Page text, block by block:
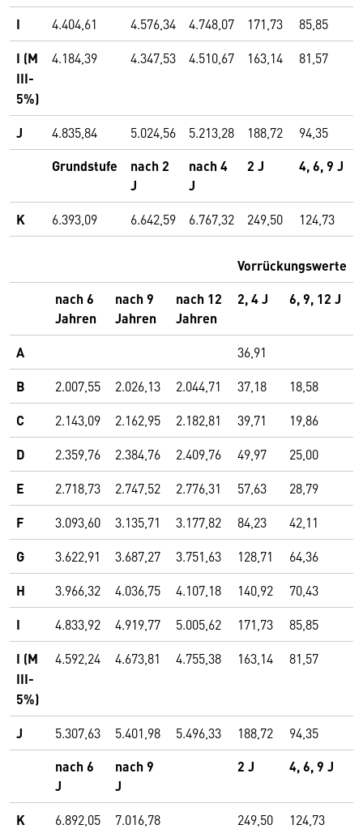
I 4.404,61 4.576,34 4.748,07 171,73 85,85
I (M
III-
5%)
4.184,39 4.347,53 4.510,67 163,14 81,57
J 4.835,84 5.024,56 5.213,28 188,72 94,35
Grundstufe
nach 2
J
nach 4
J
2 J 4, 6, 9 J
K 6.393,09 6.642,59 6.767,32 249,50 124,73
Vorrückungswerte
nach 6
Jahren
nach 9
Jahren
nach 12
Jahren
2, 4 J 6, 9, 12 J
A 36,91
B 2.007,55 2.026,13 2.044,71 37,18 18,58
C 2.143,09 2.162,95 2.182,81 39,71 19,86
D 2.359,76 2.384,76 2.409,76 49,97 25,00
E 2.718,73 2.747,52 2.776,31 57,63 28,79
F 3.093,60 3.135,71 3.177,82 84,23 42,11
G 3.622,91 3.687,27 3.751,63 128,71 64,36
H 3.966,32 4.036,75 4.107,18 140,92 70,43
I 4.833,92 4.919,77 5.005,62 171,73 85,85
I (M
III-
5%)
4.592,24 4.673,81 4.755,38 163,14 81,57
J 5.307,63 5.401,98 5.496,33 188,72 94,35
nach 6
J
nach 9
J
2 J 4, 6, 9 J
K 6.892,05 7.016,78 249,50 124,73